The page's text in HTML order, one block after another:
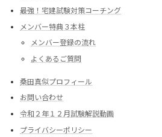
最強！宅建試験対策コーチング
メンバー特典３本柱
メンバー登録の流れ
よくあるご質問
桑田真似プロフィール
お問い合わせ
令和２年１２月試験解説動画
プライバシーポリシー